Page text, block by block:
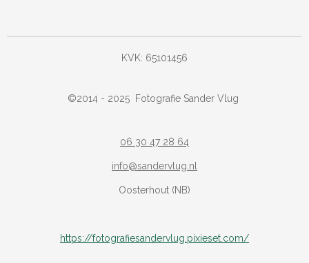
KVK: 65101456
©2014 - 2025 Fotografie Sander Vlug
06 30 47 28 64
info@sandervlug.nl
Oosterhout (NB)
https://fotografiesandervlug.pixieset.com/